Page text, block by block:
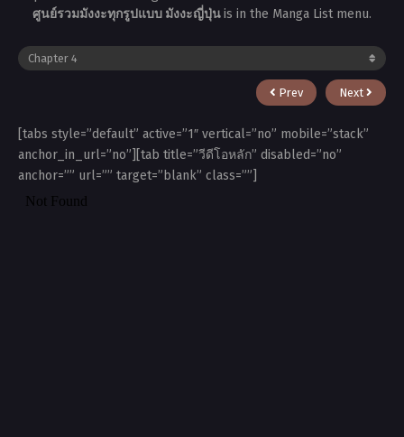
ศูนย์รวมมังงะทุกรูปแบบ มังงะญี่ปุ่นis in the Manga List menu.
Prev Next
[tabs style=”default” active=”1″ vertical=”no” mobile=”stack”
anchor_in_url=”no”][tab title=”วีดีโอหลัก” disabled=”no”
anchor=”” url=”” target=”blank” class=””]